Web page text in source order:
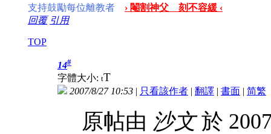
支持鼓勵每位離教者
› 閹割神父 刻不容緩 ‹
回覆 引用
TOP
14#
字體大小: tT
2007/8/27 10:53 | 只看該作者 | 翻譯 | 書面 | 简繁
原帖由 沙文於